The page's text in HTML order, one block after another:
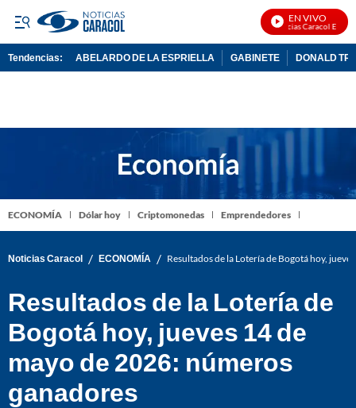
EN VIVO
Noticias Caracol En Vivo
Tendencias: ABELARDO DE LA ESPRIELLA GABINETE DONALD
ECONOMÍA Dólar hoy Criptomonedas Emprendedores
Noticias Caracol / ECONOMÍA / Resultados de la Lotería de Bogotá hoy,
Resultados de la Lotería de
Bogotá hoy, jueves 14 de
mayo de 2026: números
ganadores